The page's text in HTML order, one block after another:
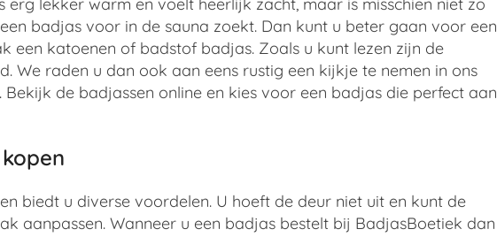
badjas voor in de sauna zoekt. Dan kunt u beter gaan voor een
een katoenen of badstof badjas. Zoals u kunt lezen zijn de
We raden u dan ook aan eens rustig een kijkje te nemen in ons
. Bekijk de badjassen online en kies voor een badjas die perfect aan
biedt u diverse voordelen. U hoeft de deur niet uit en kunt de
aanpassen. Wanneer u een badjas bestelt bij BadjasBoetiek dan